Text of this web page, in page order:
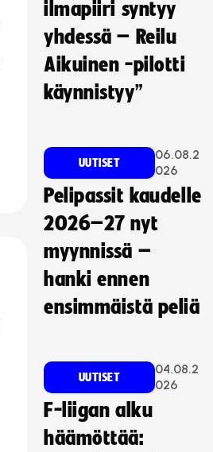
ilmapiiri syntyy
yhdessä – Reilu
Aikuinen -pilotti
käynnistyy”
UUTISET
06.08.2
026
Pelipassit kaudelle
2026–27 nyt
myynnissä –
hanki ennen
ensimmäistä peliä
UUTISET
04.08.2
026
F-liigan alku
häämöttää: